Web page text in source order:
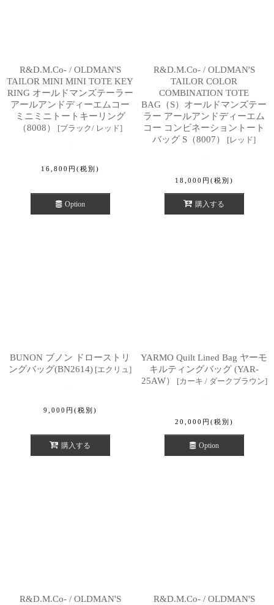
R&D.M.Co- / OLDMAN'S
TAILOR MINI MINI TOTE KEY
RING オールドマンズテーラー
アールアンドディーエムコー
ミニミニトートキーリング
（8008）
[ブラック/ レッド]
16,800 円 (税別)
Option
R&D.M.Co- / OLDMAN'S
TAILOR COLOR
COMBINATION TOTE
BAG（S）オールドマンズテー
ラー アールアンドディーエム
コー コンビネーショントート
バッグ S（8007）
[レッド]
18,000 円 (税別)
購入する
BUNON ブノン ドローストリ
ングバッグ(BN2614) [エクリュ]
9,000 円 (税別)
購入する
YARMO Quilt Lined Bag ヤーモ
キルティングバッグ (YAR-
25AW）
[カーキ / ダークブラウン]
20,000 円 (税別)
Option
R&D.M.Co- / OLDMAN'S
R&D.M.Co- / OLDMAN'S